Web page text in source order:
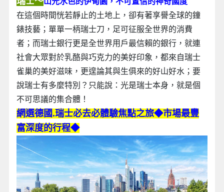
在這個時間恍若靜止的土地上，卻有著享譽全球的鐘
錶技藝；單單一柄瑞士刀，足可征服全世界的消費
者；而瑞士銀行更是全世界用戶最信賴的銀行，就連
社會大眾對於乳酪與巧克力的美好印象，都來自瑞士
雀巢的美好滋味，更遑論其與生俱來的好山好水；要
說瑞士有多麼特別？只能說：光是瑞士本身，就是個
不可思議的集合體！
網選德國.瑞士必去必體驗焦點之旅◆市場最豐
富深度的行程◆